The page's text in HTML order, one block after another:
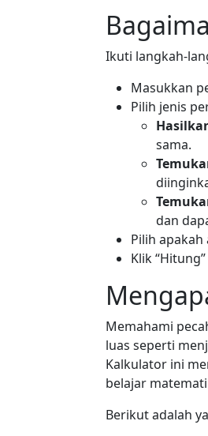
Ikuti langkah-
Masukkan
Pilih jenis
sama.
dan
Pilih
Klik
Memahami
luas seperti
Kalkulator ini
belajar
Berikut adalah